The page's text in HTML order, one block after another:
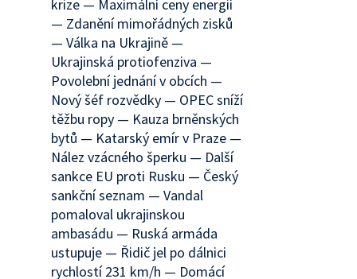
krize — Maximální ceny energií
— Zdanění mimořádných zisků
— Válka na Ukrajině —
Ukrajinská protiofenziva —
Povolební jednání v obcích —
Nový šéf rozvědky — OPEC sníží
těžbu ropy — Kauza brněnských
bytů — Katarský emír v Praze —
Nález vzácného šperku — Další
sankce EU proti Rusku — Český
sankční seznam — Vandal
pomaloval ukrajinskou
ambasádu — Ruská armáda
ustupuje — Řidič jel po dálnici
rychlostí 231 km/h — Domácí